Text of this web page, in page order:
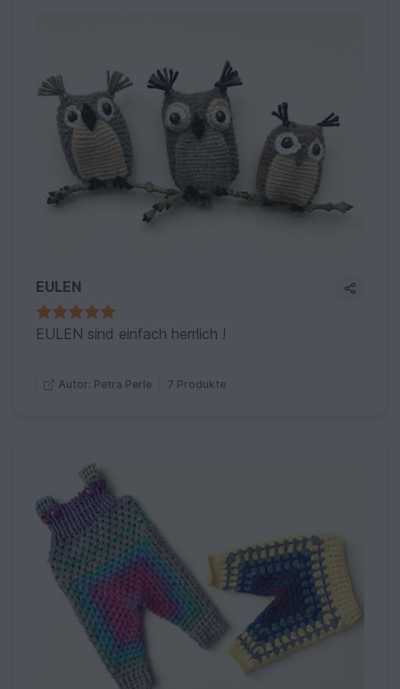
EULEN
EULEN sind einfach herrlich !
Autor: Petra Perle 7 Produkte